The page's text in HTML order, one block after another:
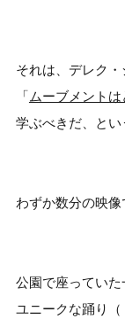
それは、デレク
「 ムーブメント
学ぶべきだ、とい
わずか数分の映像
公園で座っていた
ユニークな踊り（